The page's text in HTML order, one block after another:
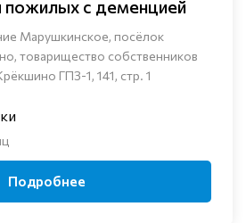
пожилых с деменцией
Марушкинское, посёлок
товарищество собственников
ГПЗ-1, 141, стр. 1
Подробнее